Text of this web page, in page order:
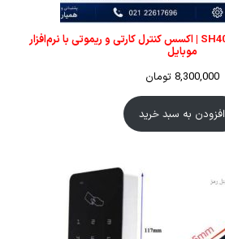
محدود کننده آسانسور SH401E | اکسس کنترل کارتی و ریموتی با نرم‌افزار
موبایل
8,300,000 تومان
افزودن به سبد خرید